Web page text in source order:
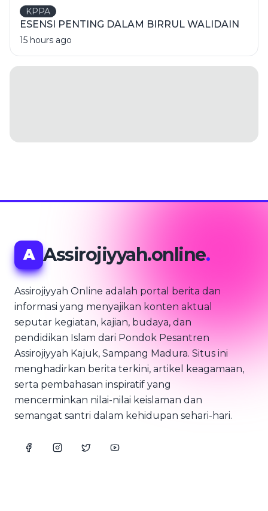
KPPA
ESENSI PENTING DALAM BIRRUL WALIDAIN
15 hours ago
A Assirojiyyah.online.
Assirojiyyah Online adalah portal berita dan
informasi yang menyajikan konten aktual
seputar kegiatan, kajian, budaya, dan
pendidikan Islam dari Pondok Pesantren
Assirojiyyah Kajuk, Sampang Madura. Situs ini
menghadirkan berita terkini, artikel keagamaan,
serta pembahasan inspiratif yang
mencerminkan nilai-nilai keislaman dan
semangat santri dalam kehidupan sehari-hari.